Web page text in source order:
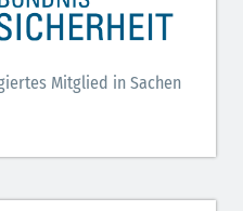
Mitglied in Sachen